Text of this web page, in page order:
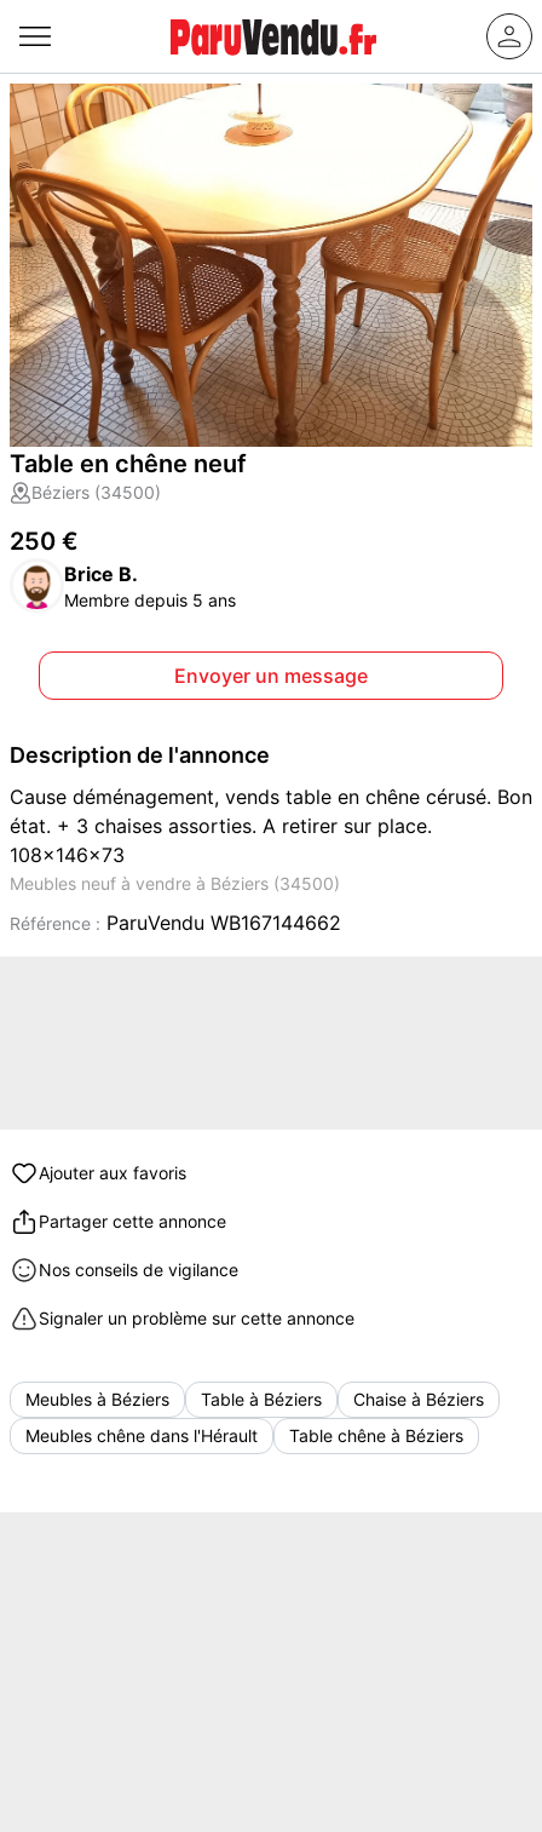
Table en chêne neuf
Béziers (34500)
250 €
Brice B.
Membre depuis 5 ans
Envoyer un message
Description de l'annonce
Cause déménagement, vends table en chêne cérusé. Bon
état. + 3 chaises assorties. A retirer sur place.
108x146x73
Meubles neuf à vendre à Béziers (34500)
Référence : ParuVendu WB167144662
Ajouter aux favoris
Partager cette annonce
Nos conseils de vigilance
Signaler un problème sur cette annonce
Meubles à Béziers Table à Béziers
Chaise à Béziers
Meubles chêne dans l'Hérault
Table chêne à Béziers